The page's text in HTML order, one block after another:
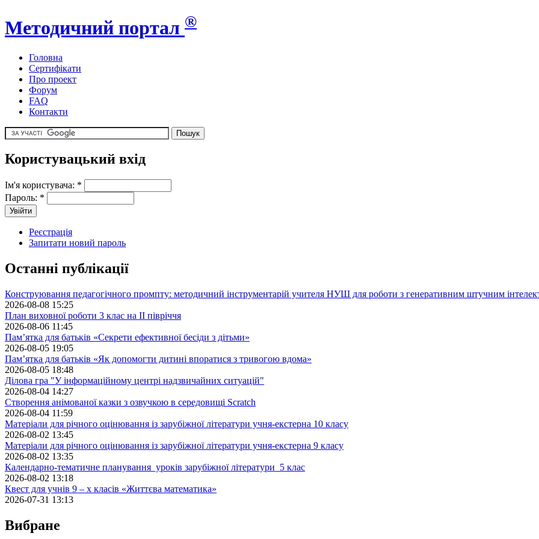
Методичний портал ®
Головна
Сертифікати
Про проект
Форум
FAQ
Контакти
Користувацький вхід
Ім'я користувача: *
Пароль: *
Реєстрація
Запитати новий пароль
Останні публікації
Конструювання педагогічного промпту: методичний інструментарій учителя НУШ для роботи з генеративним штучним
2026-08-08 15:25
План виховної роботи 3 клас на II півріччя
2026-08-06 11:45
Пам’ятка для батьків «Секрети ефективної бесіди з дітьми»
2026-08-05 19:05
Пам’ятка для батьків «Як допомогти дитині впоратися з тривогою вдома»
2026-08-05 18:48
Ділова гра "У інформаційному центрі надзвичайних ситуацій"
2026-08-04 14:27
Створення анімованої казки з озвучкою в середовищі Scratch
2026-08-04 11:59
Матеріали для річного оцінювання із зарубіжної літератури учня-екстерна 10 класу
2026-08-02 13:45
Матеріали для річного оцінювання із зарубіжної літератури учня-екстерна 9 класу
2026-08-02 13:35
Календарно-тематичне планування уроків зарубіжної літератури 5 клас
2026-08-02 13:18
Квест для учнів 9 – х класів «Життєва математика»
2026-07-31 13:13
Вибране